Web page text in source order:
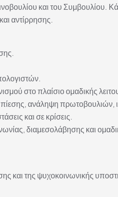
και του Συμβουλίου.
αντίρρησης.
στο πλαίσιο ομαδικής
ανάληψη πρωτοβουλιών,
και σε κρίσεις.
διαμεσολάβησης και
και της ψυχοκοινωνικής